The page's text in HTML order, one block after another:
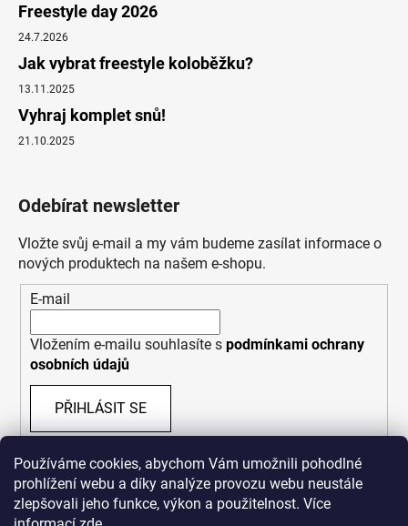
Používáme cookies, abychom Vám umožnili pohodlné
prohlížení webu a díky analýze provozu webu neustále
zlepšovali jeho funkce, výkon a použitelnost. Více
Freestyle day 2026
24.7.2026
Jak vybrat freestyle koloběžku?
13.11.2025
Vyhraj komplet snů!
21.10.2025
Odebírat newsletter
Vložte svůj e-mail a my vám budeme zasílat informace o
nových produktech na našem e-shopu.
E-mail
Vložením e-mailu souhlasíte s podmínkami ochrany
osobních údajů
PŘIHLÁSIT SE